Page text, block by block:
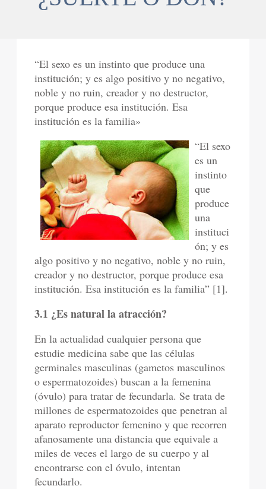
“El sexo es un instinto que produce una
institución; y es algo positivo y no negativo,
noble y no ruin, creador y no destructor,
porque produce esa institución. Esa
institución es la familia»
“El sexo
es un
instinto
que
produce
una
instituci
ón; y es
algo positivo y no negativo, noble y no ruin,
creador y no destructor, porque produce esa
institución. Esa institución es la familia” [1].
3.1 ¿Es natural la atracción?
En la actualidad cualquier persona que
estudie medicina sabe que las células
germinales masculinas (gametos masculinos
o espermatozoides) buscan a la femenina
(óvulo) para tratar de fecundarla. Se trata de
millones de espermatozoides que penetran al
aparato reproductor femenino y que recorren
afanosamente una distancia que equivale a
miles de veces el largo de su cuerpo y al
encontrarse con el óvulo, intentan
fecundarlo.